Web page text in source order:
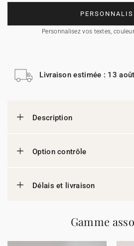
Personnalisez vos textes,
Livraison estimée : 13
Description
Option contrôle
Délais et livraison
Gamme